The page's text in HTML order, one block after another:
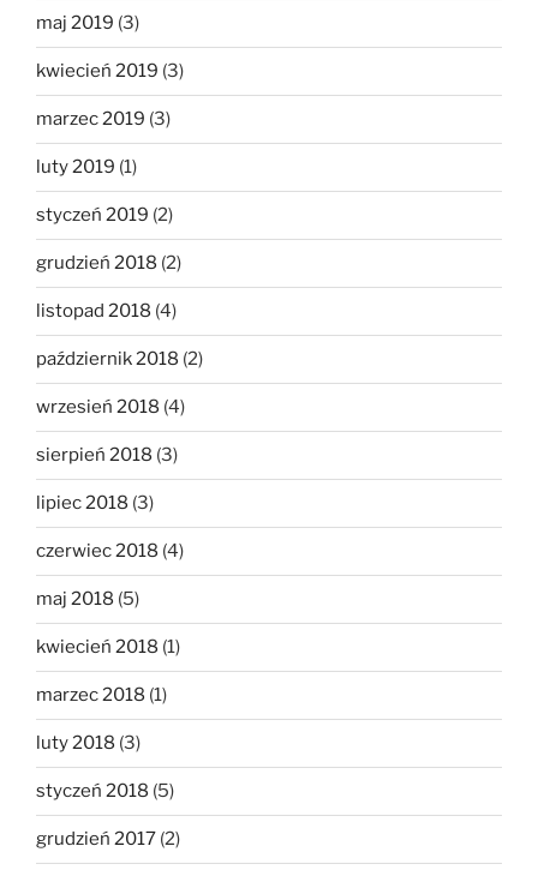
maj 2019 (3)
kwiecień 2019 (3)
marzec 2019 (3)
luty 2019 (1)
styczeń 2019 (2)
grudzień 2018 (2)
listopad 2018 (4)
październik 2018 (2)
wrzesień 2018 (4)
sierpień 2018 (3)
lipiec 2018 (3)
czerwiec 2018 (4)
maj 2018 (5)
kwiecień 2018 (1)
marzec 2018 (1)
luty 2018 (3)
styczeń 2018 (5)
grudzień 2017 (2)